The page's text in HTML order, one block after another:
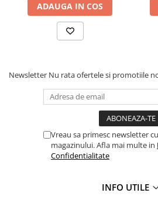
ADAUGA IN COS
Newsletter Nu rata ofertele si promotiile
Vreau sa primesc newsletter
magazinului. Afla mai multe in
Confidentialitate
INFO UTILE